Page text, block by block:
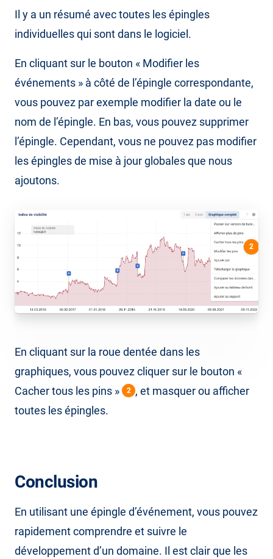
Il y a un résumé avec toutes les épingles
individuelles qui sont dans le logiciel.
En cliquant sur le bouton « Modifier les
événements » à côté de l’épingle correspondante,
vous pouvez par exemple modifier la date ou le
nom de l’épingle. En bas, vous pouvez supprimer
l’épingle. Cependant, vous ne pouvez pas modifier
les épingles de mise à jour globales que nous
ajoutons.
2
En cliquant sur la roue dentée dans les
graphiques, vous pouvez cliquer sur le bouton «
Cacher tous les pins »
2
, et masquer ou afficher
toutes les épingles.
Conclusion
En utilisant une épingle d’événement, vous pouvez
rapidement comprendre et suivre le
développement d’un domaine. Il est clair que les